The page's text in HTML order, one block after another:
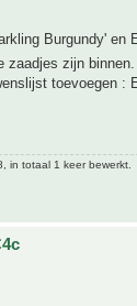
Burgundy'
zaadjes zijn binnen.
toevoegen :
in totaal 1 keer bewerkt.